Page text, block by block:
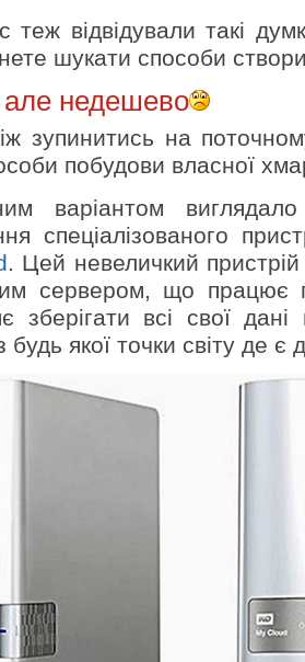
теж відвідували такі
шукати способи
але недешево
зупинитись на
побудови власної
варіантом
спеціалізованого
. Цей невеличкий
сервером, що працює
зберігати всі свої
якої точки світу де є